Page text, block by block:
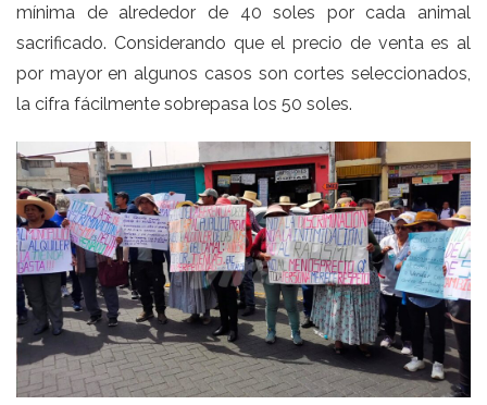
mínima de alrededor de 40 soles por cada animal
sacrificado. Considerando que el precio de venta es al
por mayor en algunos casos son cortes seleccionados,
la cifra fácilmente sobrepasa los 50 soles.